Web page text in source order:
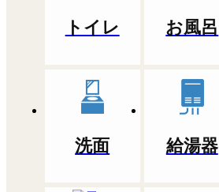
トイレ お風呂
洗面 給湯器